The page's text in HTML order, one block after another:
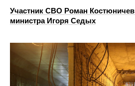
Участник СВО Роман Костюничев
министра Игоря Седых